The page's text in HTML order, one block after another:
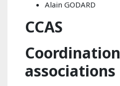
Alain GODARD
CCAS
Coordination
associations